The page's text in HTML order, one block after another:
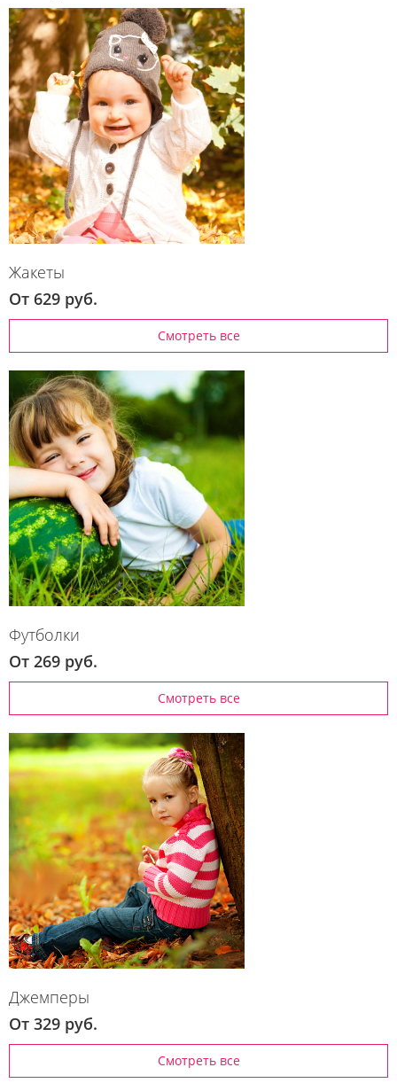
Жакеты
От 629 руб.
Смотреть все
Футболки
От 269 руб.
Смотреть все
Джемперы
От 329 руб.
Смотреть все